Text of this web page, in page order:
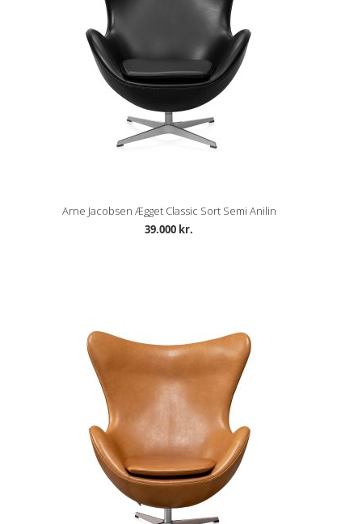
Arne Jacobsen Ægget Classic Sort Semi Anilin
39.000 kr.